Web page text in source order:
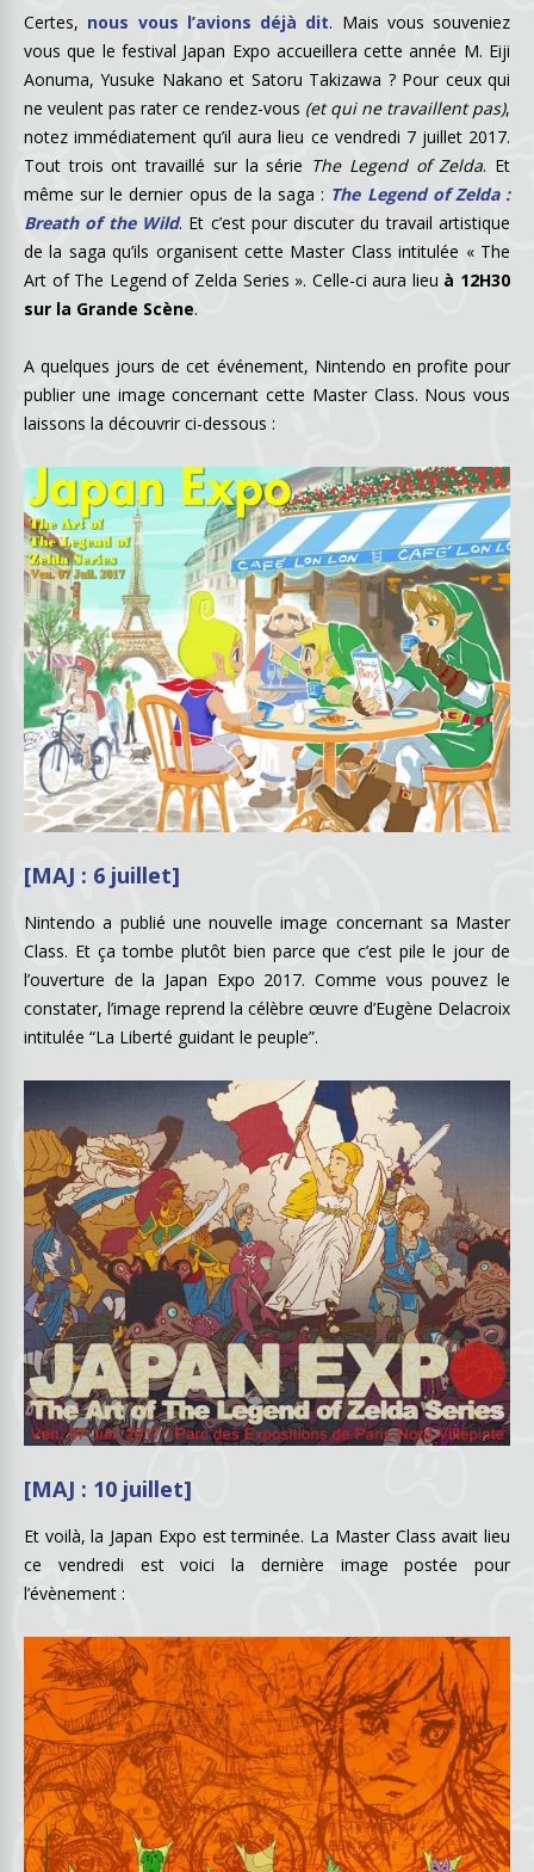
Certes, nous vous l’avions déjà dit. Mais vous souveniez
vous que le festival Japan Expo accueillera cette année M. Eiji
Aonuma, Yusuke Nakano et Satoru Takizawa ? Pour ceux qui
ne veulent pas rater ce rendez-vous (et qui ne travaillent pas),
notez immédiatement qu’il aura lieu ce vendredi 7 juillet 2017.
Tout trois ont travaillé sur la série The Legend of Zelda. Et
même sur le dernier opus de la saga : The Legend of Zelda :
Breath of the Wild. Et c’est pour discuter du travail artistique
de la saga qu’ils organisent cette Master Class intitulée « The
Art of The Legend of Zelda Series ». Celle-ci aura lieu à 12H30
sur la Grande Scène.
A quelques jours de cet événement, Nintendo en profite pour
publier une image concernant cette Master Class. Nous vous
laissons la découvrir ci-dessous :
[MAJ : 6 juillet]
Nintendo a publié une nouvelle image concernant sa Master
Class. Et ça tombe plutôt bien parce que c’est pile le jour de
l’ouverture de la Japan Expo 2017. Comme vous pouvez le
constater, l’image reprend la célèbre œuvre d’Eugène Delacroix
intitulée “La Liberté guidant le peuple”.
[MAJ : 10 juillet]
Et voilà, la Japan Expo est terminée. La Master Class avait lieu
ce vendredi est voici la dernière image postée pour
l’évènement :